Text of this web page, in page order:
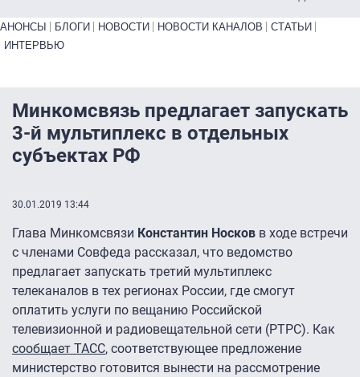
Primary links bottom
АНОНСЫ БЛОГИ НОВОСТИ НОВОСТИ КАНАЛОВ
СТАТЬИ
ИНТЕРВЬЮ
Минкомсвязь предлагает запускать
3-й мультиплекс в отдельных
субъектах РФ
30.01.2019 13:44
Глава Минкомсвязи Константин Носков в ходе встречи
с членами Совфеда рассказал, что ведомство
предлагает запускать третий мультиплекс
телеканалов в тех регионах России, где смогут
оплатить услуги по вещанию Российской
телевизионной и радиовещательной сети (РТРС). Как
сообщает ТАСС, соответствующее предложение
министерство готовится вынести на рассмотрение